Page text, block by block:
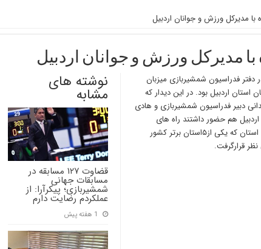
با مدیرکل ورزش و جوانان اردبیل
با مدیرکل ورزش و جوانان اردبیل
نوشته های
مشابه
قضاوت ۱۲۷ مسابقه در
مسابقات جهانی
شمشیربازی؛ پیکرآرا: از
عملکردم رضایت دارم
1 هفته پیش
باقرزاده در دفتر فدراسیون شمشیربازی میزبان
استان اردبیل بود. در این دیدار که
دبیر فدراسیون شمشیربازی و هادی
هم حضور داشتند راه های
گسترش و پیشرفت شمشیربازی در این استان که یکی از۵استان برتر کشور
قرارگرفت.